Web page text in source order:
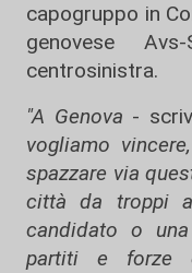
capogruppo in
genovese
centrosinistra.
"A Genova -
vogliamo
spazzare via
città da troppi
candidato o
partiti e forze